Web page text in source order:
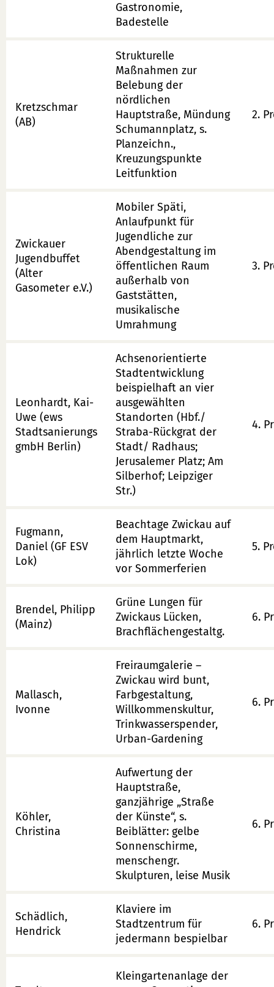
Gastronomie,
Badestelle
Kretzschmar
(AB)
Strukturelle
Maßnahmen zur
Belebung der
nördlichen
Hauptstraße, Mündung
Schumannplatz, s.
Planzeichn.,
Kreuzungspunkte
Leitfunktion
2.
Zwickauer
Jugendbuffet
(Alter
Gasometer e.V.)
Mobiler Späti,
Anlaufpunkt für
Jugendliche zur
Abendgestaltung im
öffentlichen Raum
außerhalb von
Gaststätten,
musikalische
Umrahmung
3.
Leonhardt, Kai-
Uwe (ews
Stadtsanierungs
gmbH Berlin)
Achsenorientierte
Stadtentwicklung
beispielhaft an vier
ausgewählten
Standorten (Hbf./
Straba-Rückgrat der
Stadt/ Radhaus;
Jerusalemer Platz; Am
Silberhof; Leipziger
Str.)
4.
Fugmann,
Daniel (GF ESV
Lok)
Beachtage Zwickau auf
dem Hauptmarkt,
jährlich letzte Woche
vor Sommerferien
5.
Brendel, Philipp
(Mainz)
Grüne Lungen für
Zwickaus Lücken,
Brachflächengestaltg.
6.
Mallasch,
Ivonne
Freiraumgalerie –
Zwickau wird bunt,
Farbgestaltung,
Willkommenskultur,
Trinkwasserspender,
Urban-Gardening
6.
Köhler,
Christina
Aufwertung der
Hauptstraße,
ganzjährige „Straße
der Künste“, s.
Beiblätter: gelbe
Sonnenschirme,
menschengr.
Skulpturen, leise Musik
6.
Schädlich,
Hendrick
Klaviere im
Stadtzentrum für
jedermann bespielbar
6.
Kleingartenanlage der